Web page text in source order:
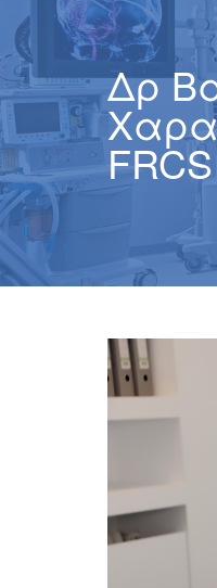
Δρ
FRCS